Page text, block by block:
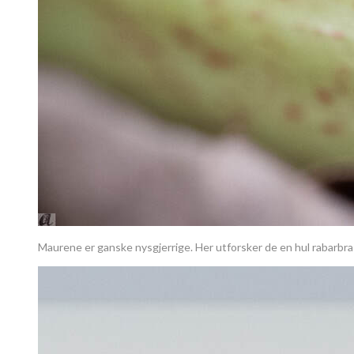
Maurene er ganske nysgjerrige. Her utforsker de en hul